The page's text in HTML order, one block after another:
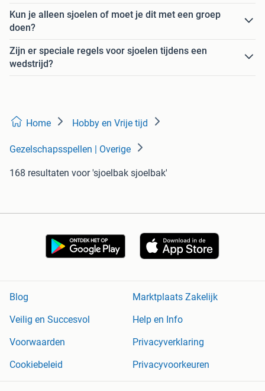
Kun je alleen sjoelen of moet je dit met een groep
doen?
Zijn er speciale regels voor sjoelen tijdens een
wedstrijd?
Home Hobby en Vrije tijd
Gezelschapsspellen | Overige
168 resultaten voor 'sjoelbak sjoelbak'
Blog
Marktplaats Zakelijk
Veilig en Succesvol
Help en Info
Voorwaarden
Privacyverklaring
Cookiebeleid
Privacyvoorkeuren